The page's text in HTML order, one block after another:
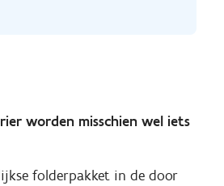
worden misschien wel iets
folderpakket in de door